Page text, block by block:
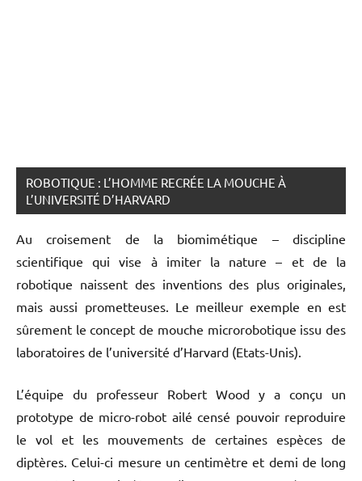
ROBOTIQUE : L’HOMME RECRÉE LA MOUCHE À
L’UNIVERSITÉ D’HARVARD
Au croisement de la biomimétique – discipline
scientifique qui vise à imiter la nature – et de la
robotique naissent des inventions des plus originales,
mais aussi prometteuses. Le meilleur exemple en est
sûrement le concept de mouche microrobotique issu des
laboratoires de l’université d’Harvard (Etats-Unis).
L’équipe du professeur Robert Wood y a conçu un
prototype de micro-robot ailé censé pouvoir reproduire
le vol et les mouvements de certaines espèces de
diptères. Celui-ci mesure un centimètre et demi de long